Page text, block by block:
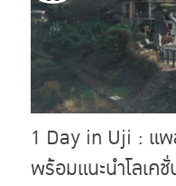
1 Day in Uji : แพ
พร้อมแนะนำโลเค